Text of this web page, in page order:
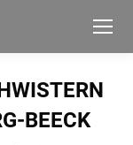
BEECK